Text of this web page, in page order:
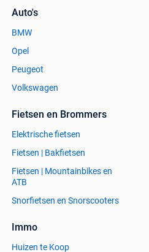
Auto's
BMW
Opel
Peugeot
Volkswagen
Fietsen en Brommers
Elektrische fietsen
Fietsen | Bakfietsen
Fietsen | Mountainbikes en
ATB
Snorfietsen en Snorscooters
Immo
Huizen te Koop